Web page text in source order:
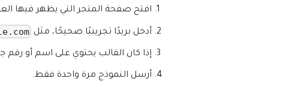
افتح صفحة المتجر التي يظهر فيها
أدخل بريدًا تجريبيًا صحيحًا، مثل
إذا كان القالب يحتوي على اسم أو رقم
أرسل النموذج مرة واحدة فقط.